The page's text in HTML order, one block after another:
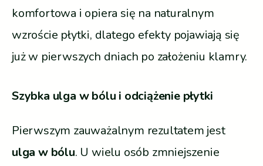
komfortowa i opiera się na naturalnym
wzroście płytki, dlatego efekty pojawiają się
już w pierwszych dniach po założeniu klamry.
Szybka ulga w bólu i odciążenie płytki
Pierwszym zauważalnym rezultatem jest
ulga w bólu. U wielu osób zmniejszenie